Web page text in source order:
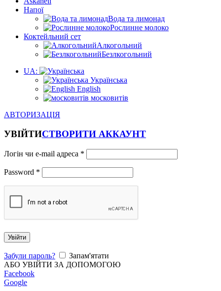
Напої
Вода та лимонад
Рослинне молоко
Коктейльний сет
Алкогольний
Безлкогольний
UA:
Українська
English
московитів
АВТОРИЗАЦІЯ
УВІЙТИСТВОРИТИ АККАУНТ
Логін чи e-mail адреса *
Password *
Увійти
Забули пароль?
Запам'ятати
АБО УВІЙТИ ЗА ДОПОМОГОЮ
Facebook
Google